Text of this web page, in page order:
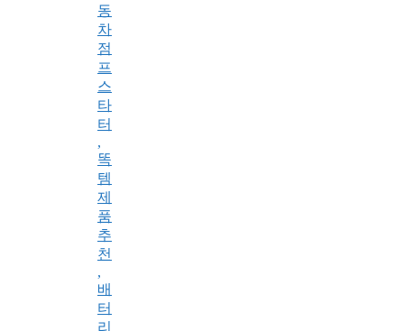
동
차
점
프
스
타
터
,
똑
템
제
품
추
천
,
배
터
리